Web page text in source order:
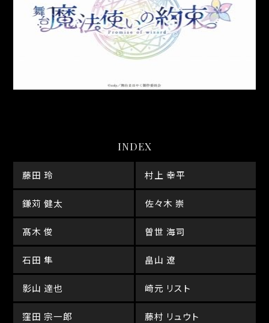
INDEX
藤田 玲 村上 幸平
鎌苅 健太 佐々木 崇
髙木 俊 曽世 海司
石田 隼 畠山 遼
影山 達也 崎元 リスト
窪田 宗一郎 藤村 リュウト